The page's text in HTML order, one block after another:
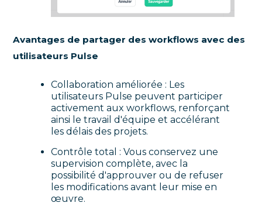
Avantages de partager des workflows avec des
utilisateurs Pulse
Collaboration améliorée : Les
utilisateurs Pulse peuvent participer
activement aux workflows, renforçant
ainsi le travail d'équipe et accélérant
les délais des projets.
Contrôle total : Vous conservez une
supervision complète, avec la
possibilité d'approuver ou de refuser
les modifications avant leur mise en
œuvre.